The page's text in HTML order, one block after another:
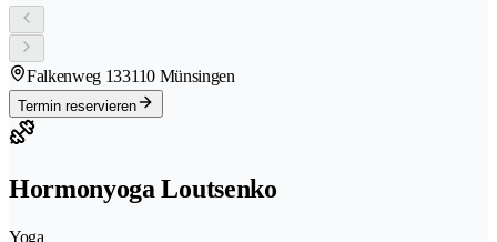
Falkenweg 133110 Münsingen
Termin reservieren
Hormonyoga Loutsenko
Yoga